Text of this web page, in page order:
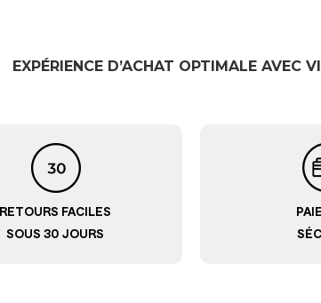
EXPÉRIENCE D’ACHAT OPTIMALE AVEC
RETOURS FACILES
SOUS 30 JOURS